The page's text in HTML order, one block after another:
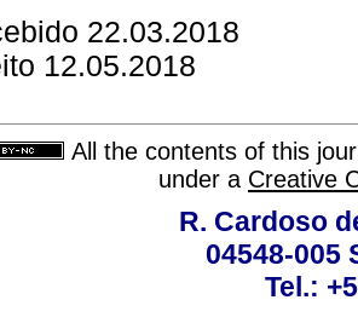
22.03.2018
12.05.2018
All the contents of this
under a Creative
R. Cardoso
04548-005
Tel.: